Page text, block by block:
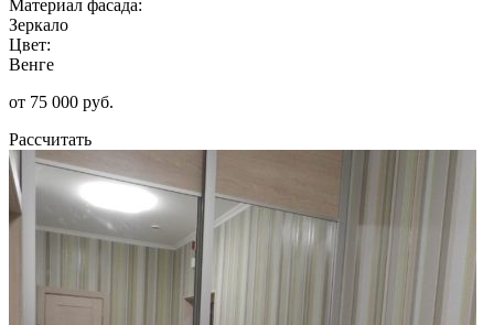
Материал фасада:
Зеркало
Цвет:
Венге
от 75 000 руб.
Рассчитать